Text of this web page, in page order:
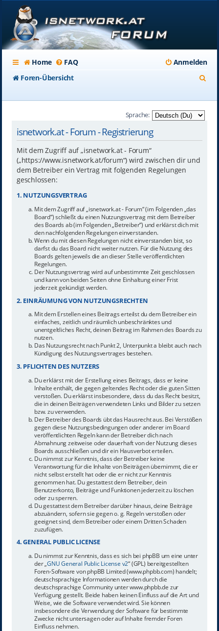
Home FAQ
Anmelden
Foren-Übersicht
Sprache:
isnetwork.at - Forum - Registrierung
Mit dem Zugriff auf „isnetwork.at - Forum“
(„https://www.isnetwork.at/forum“) wird zwischen dir und
dem Betreiber ein Vertrag mit folgenden Regelungen
geschlossen:
1. NUTZUNGSVERTRAG
Mit dem Zugriff auf „isnetwork.at - Forum“ (im Folgenden „das
Board“) schließt du einen Nutzungsvertrag mit dem Betreiber
des Boards ab (im Folgenden „Betreiber“) und erklärst dich mit
den nachfolgenden Regelungen einverstanden.
Wenn du mit diesen Regelungen nicht einverstanden bist, so
darfst du das Board nicht weiter nutzen. Für die Nutzung des
Boards gelten jeweils die an dieser Stelle veröffentlichten
Regelungen.
Der Nutzungsvertrag wird auf unbestimmte Zeit geschlossen
und kann von beiden Seiten ohne Einhaltung einer Frist
jederzeit gekündigt werden.
2. EINRÄUMUNG VON NUTZUNGSRECHTEN
Mit dem Erstellen eines Beitrags erteilst du dem Betreiber ein
einfaches, zeitlich und räumlich unbeschränktes und
unentgeltliches Recht, deinen Beitrag im Rahmen des Boards zu
nutzen.
Das Nutzungsrecht nach Punkt 2, Unterpunkt a bleibt auch nach
Kündigung des Nutzungsvertrages bestehen.
3. PFLICHTEN DES NUTZERS
Du erklärst mit der Erstellung eines Beitrags, dass er keine
Inhalte enthält, die gegen geltendes Recht oder die guten Sitten
verstoßen. Du erklärst insbesondere, dass du das Recht besitzt,
die in deinen Beiträgen verwendeten Links und Bilder zu setzen
bzw. zu verwenden.
Der Betreiber des Boards übt das Hausrecht aus. Bei Verstößen
gegen diese Nutzungsbedingungen oder anderer im Board
veröffentlichten Regeln kann der Betreiber dich nach
Abmahnung zeitweise oder dauerhaft von der Nutzung dieses
Boards ausschließen und dir ein Hausverbot erteilen.
Du nimmst zur Kenntnis, dass der Betreiber keine
Verantwortung für die Inhalte von Beiträgen übernimmt, die er
nicht selbst erstellt hat oder die er nicht zur Kenntnis
genommen hat. Du gestattest dem Betreiber, dein
Benutzerkonto, Beiträge und Funktionen jederzeit zu löschen
oder zu sperren.
Du gestattest dem Betreiber darüber hinaus, deine Beiträge
abzuändern, sofern sie gegen o. g. Regeln verstoßen oder
geeignet sind, dem Betreiber oder einem Dritten Schaden
zuzufügen.
4. GENERAL PUBLIC LICENSE
Du nimmst zur Kenntnis, dass es sich bei phpBB um eine unter
der „GNU General Public License v2“ (GPL) bereitgestellten
Foren-Software von phpBB Limited (www.phpbb.com) handelt;
deutschsprachige Informationen werden durch die
deutschsprachige Community unter www.phpbb.de zur
Verfügung gestellt. Beide haben keinen Einfluss auf die Art und
Weise, wie die Software verwendet wird. Sie können
insbesondere die Verwendung der Software für bestimmte
Zwecke nicht untersagen oder auf Inhalte fremder Foren
Einfluss nehmen.